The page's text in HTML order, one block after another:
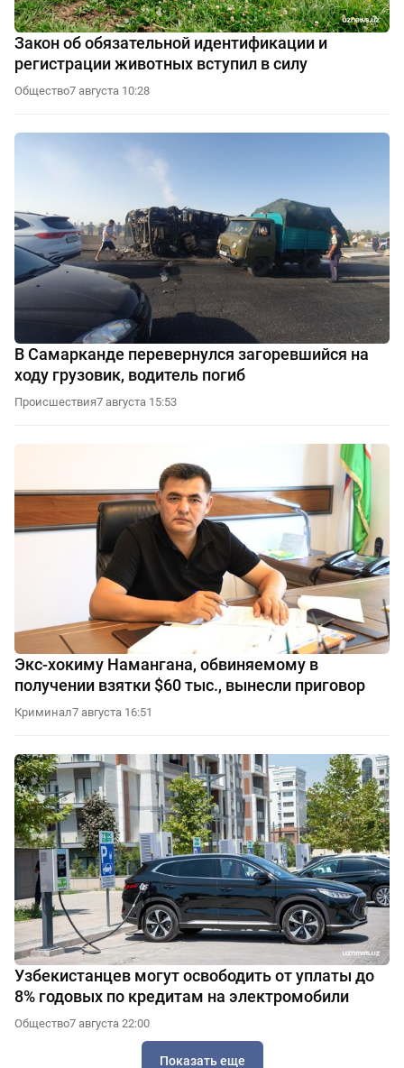
Закон об обязательной идентификации и
регистрации животных вступил в силу
Общество7 августа 10:28
В Самарканде перевернулся загоревшийся на
ходу грузовик, водитель погиб
Происшествия7 августа 15:53
Экс-хокиму Намангана, обвиняемому в
получении взятки $60 тыс., вынесли приговор
Криминал7 августа 16:51
Узбекистанцев могут освободить от уплаты до
8% годовых по кредитам на электромобили
Общество7 августа 22:00
Показать еще